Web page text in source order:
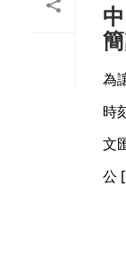
為
時
文
公